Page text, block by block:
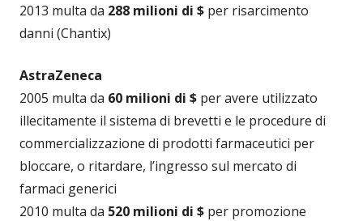
2013 multa da 288 milioni di $ per risarcimento
danni (Chantix)
AstraZeneca
2005 multa da 60 milioni di $ per avere utilizzato
illecitamente il sistema di brevetti e le procedure di
commercializzazione di prodotti farmaceutici per
bloccare, o ritardare, l’ingresso sul mercato di
farmaci generici
2010 multa da 520 milioni di $ per promozione